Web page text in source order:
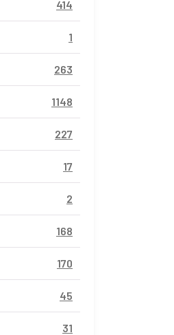
414
1
263
1148
227
17
2
168
170
45
31